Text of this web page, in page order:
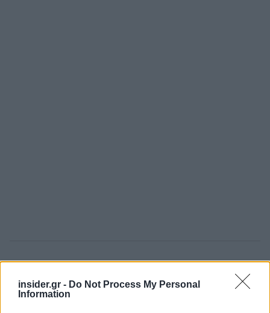
insider.gr - Do Not Process My Personal
Information
συγκεντρώθηκαν από τοΠρόγραμμα
Δεδομένων Συγκρούσεων της Ουψάλα